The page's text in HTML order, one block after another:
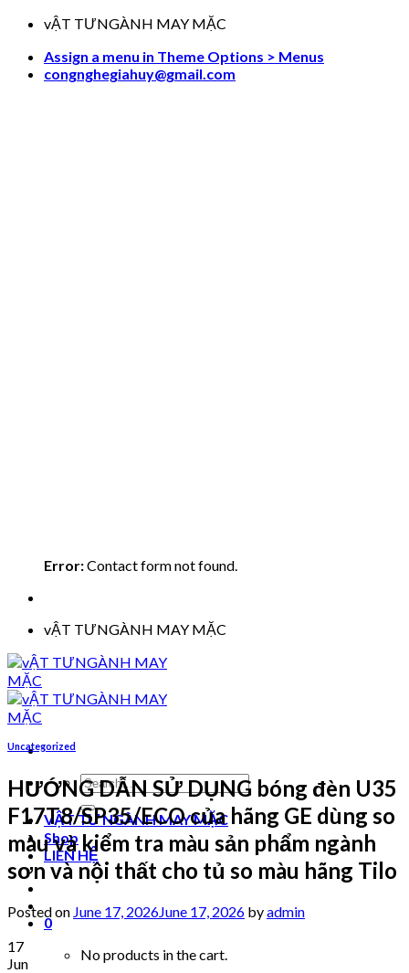
Skip
content
vẬT TƯNGÀNH MAY MẶC
Assign a menu in Theme Options > Menus
congnghegiahuy@gmail.com
Error:Contact form not found.
vẬT TƯNGÀNH MAY MẶC
Search
for:
VẬT TƯ NGÀNH MAY MẶC
Shop
LIÊN HỆ
0
No products in the cart.
Uncategorized
HƯỚNG DẪN SỬ DỤNG bóng đèn U35
F17T8/SP35/ECO của hãng GE dùng so
màu và kiểm tra màu sản phẩm ngành
sơn và nội thất cho tủ so màu hãng Tilo
Posted on June 17, 2026June 17, 2026 byadmin
17
Jun